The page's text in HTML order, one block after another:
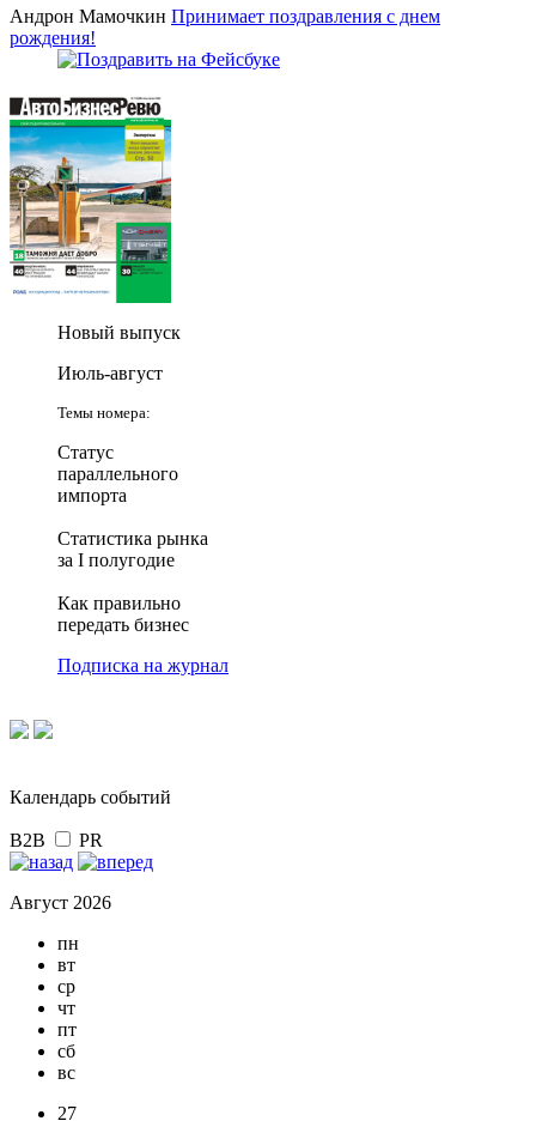
Андрон Мамочкин Принимает поздравления с днем
рождения!
Новый выпуск
Июль-август
Темы номера:
Статус
параллельного
импорта
Статистика рынка
за I полугодие
Как правильно
передать бизнес
Подписка на журнал
Календарь событий
B2B PR
Август 2026
пн
вт
ср
чт
пт
сб
вс
27